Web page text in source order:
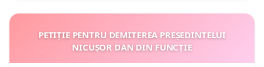
PETIȚIE PENTRU DEMITEREA PREȘEDINTELUI
NICUȘOR DAN DIN FUNCȚIE